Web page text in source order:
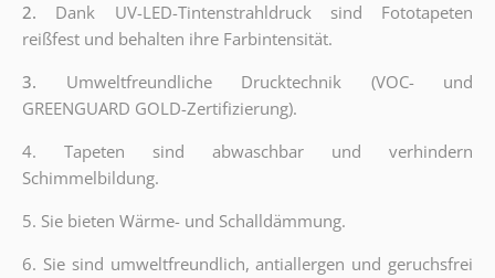
2. Dank UV-LED-Tintenstrahldruck sind Fototapeten
reißfest und behalten ihre Farbintensität.
3. Umweltfreundliche Drucktechnik (VOC- und
GREENGUARD GOLD-Zertifizierung).
4. Tapeten sind abwaschbar und verhindern
Schimmelbildung.
5. Sie bieten Wärme- und Schalldämmung.
6. Sie sind umweltfreundlich, antiallergen und geruchsfrei